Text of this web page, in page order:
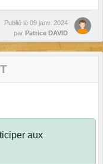
Publié le 09 janv. 2024
par Patrice DAVID
aux